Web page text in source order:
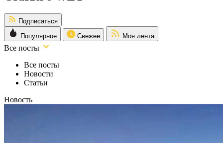
Подписаться
Популярное
Свежее Моя лента
Все посты
Все посты
Новости
Статьи
Новость